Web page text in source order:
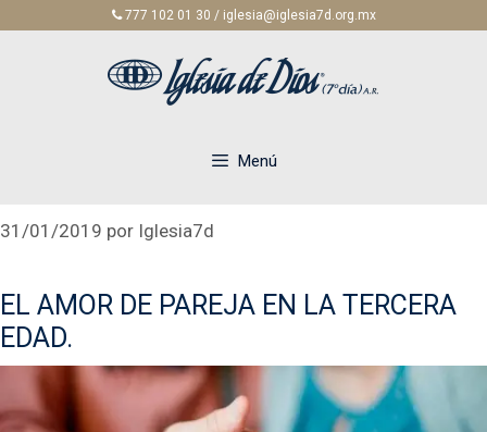
777 102 01 30 / iglesia@iglesia7d.org.mx
Menú
31/01/2019 por Iglesia7d
EL AMOR DE PAREJA EN LA TERCERA
EDAD.